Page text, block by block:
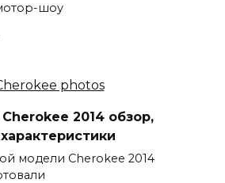
шоу
2014 обзор,
модели Cherokee 2014